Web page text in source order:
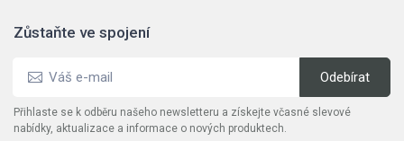
Zůstaňte ve spojení
Přihlaste se k odběru našeho newsletteru a získejte včasné slevové
nabídky, aktualizace a informace o nových produktech.